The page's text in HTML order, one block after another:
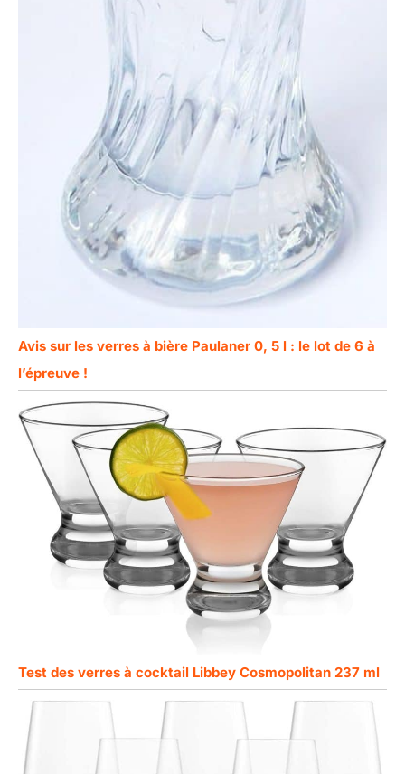
Avis sur les verres à bière Paulaner 0, 5 l : le lot de 6 à
l’épreuve !
Test des verres à cocktail Libbey Cosmopolitan 237 ml